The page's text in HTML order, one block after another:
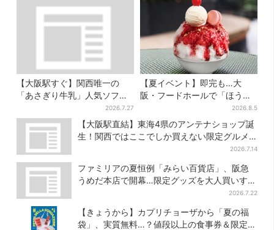
【大阪駅すぐ】関西唯一の
「あさぎり牛乳」人気ソフト
クリームが進化…ここだけの
新メニューも仲間入り
2026.7.27
【夏イベント】即完も…大
阪・フードホールで「ほうせ
き箱」の“限定かき氷”が復
活！一夜限りの盆踊りも
2026.8.5
【大阪駅直結】東海4県のアンテナショップ誕
生！関西ではここでしか買えない限定グルメ
2026.7.14
ファミリアの夏恒例「みらい百貨店」、阪急
うめだ本店で開幕…限定グッズを大人買いする
2026.7.22
【きょうから】カプリチョーザから「夏の福
袋」、実質無料…？値段以上の食事券＆限定ア